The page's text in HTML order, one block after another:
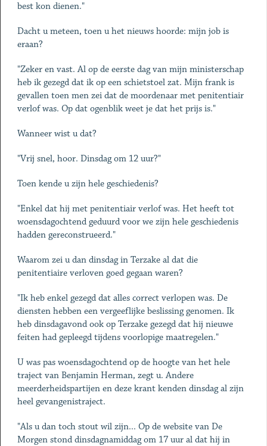
best kon dienen."
Dacht u meteen, toen u het nieuws hoorde: mijn job is
eraan?
"Zeker en vast. Al op de eerste dag van mijn ministerschap
heb ik gezegd dat ik op een schietstoel zat. Mijn frank is
gevallen toen men zei dat de moordenaar met penitentiair
verlof was. Op dat ogenblik weet je dat het prijs is."
Wanneer wist u dat?
"Vrij snel, hoor. Dinsdag om 12 uur?"
Toen kende u zijn hele geschiedenis?
"Enkel dat hij met penitentiair verlof was. Het heeft tot
woensdagochtend geduurd voor we zijn hele geschiedenis
hadden gereconstrueerd."
Waarom zei u dan dinsdag in Terzake al dat die
penitentiaire verloven goed gegaan waren?
"Ik heb enkel gezegd dat alles correct verlopen was. De
diensten hebben een vergeeflijke beslissing genomen. Ik
heb dinsdagavond ook op Terzake gezegd dat hij nieuwe
feiten had gepleegd tijdens voorlopige maatregelen."
U was pas woensdagochtend op de hoogte van het hele
traject van Benjamin Herman, zegt u. Andere
meerderheidspartijen en deze krant kenden dinsdag al zijn
heel gevangenistraject.
"Als u dan toch stout wil zijn... Op de website van De
Morgen stond dinsdagnamiddag om 17 uur al dat hij in